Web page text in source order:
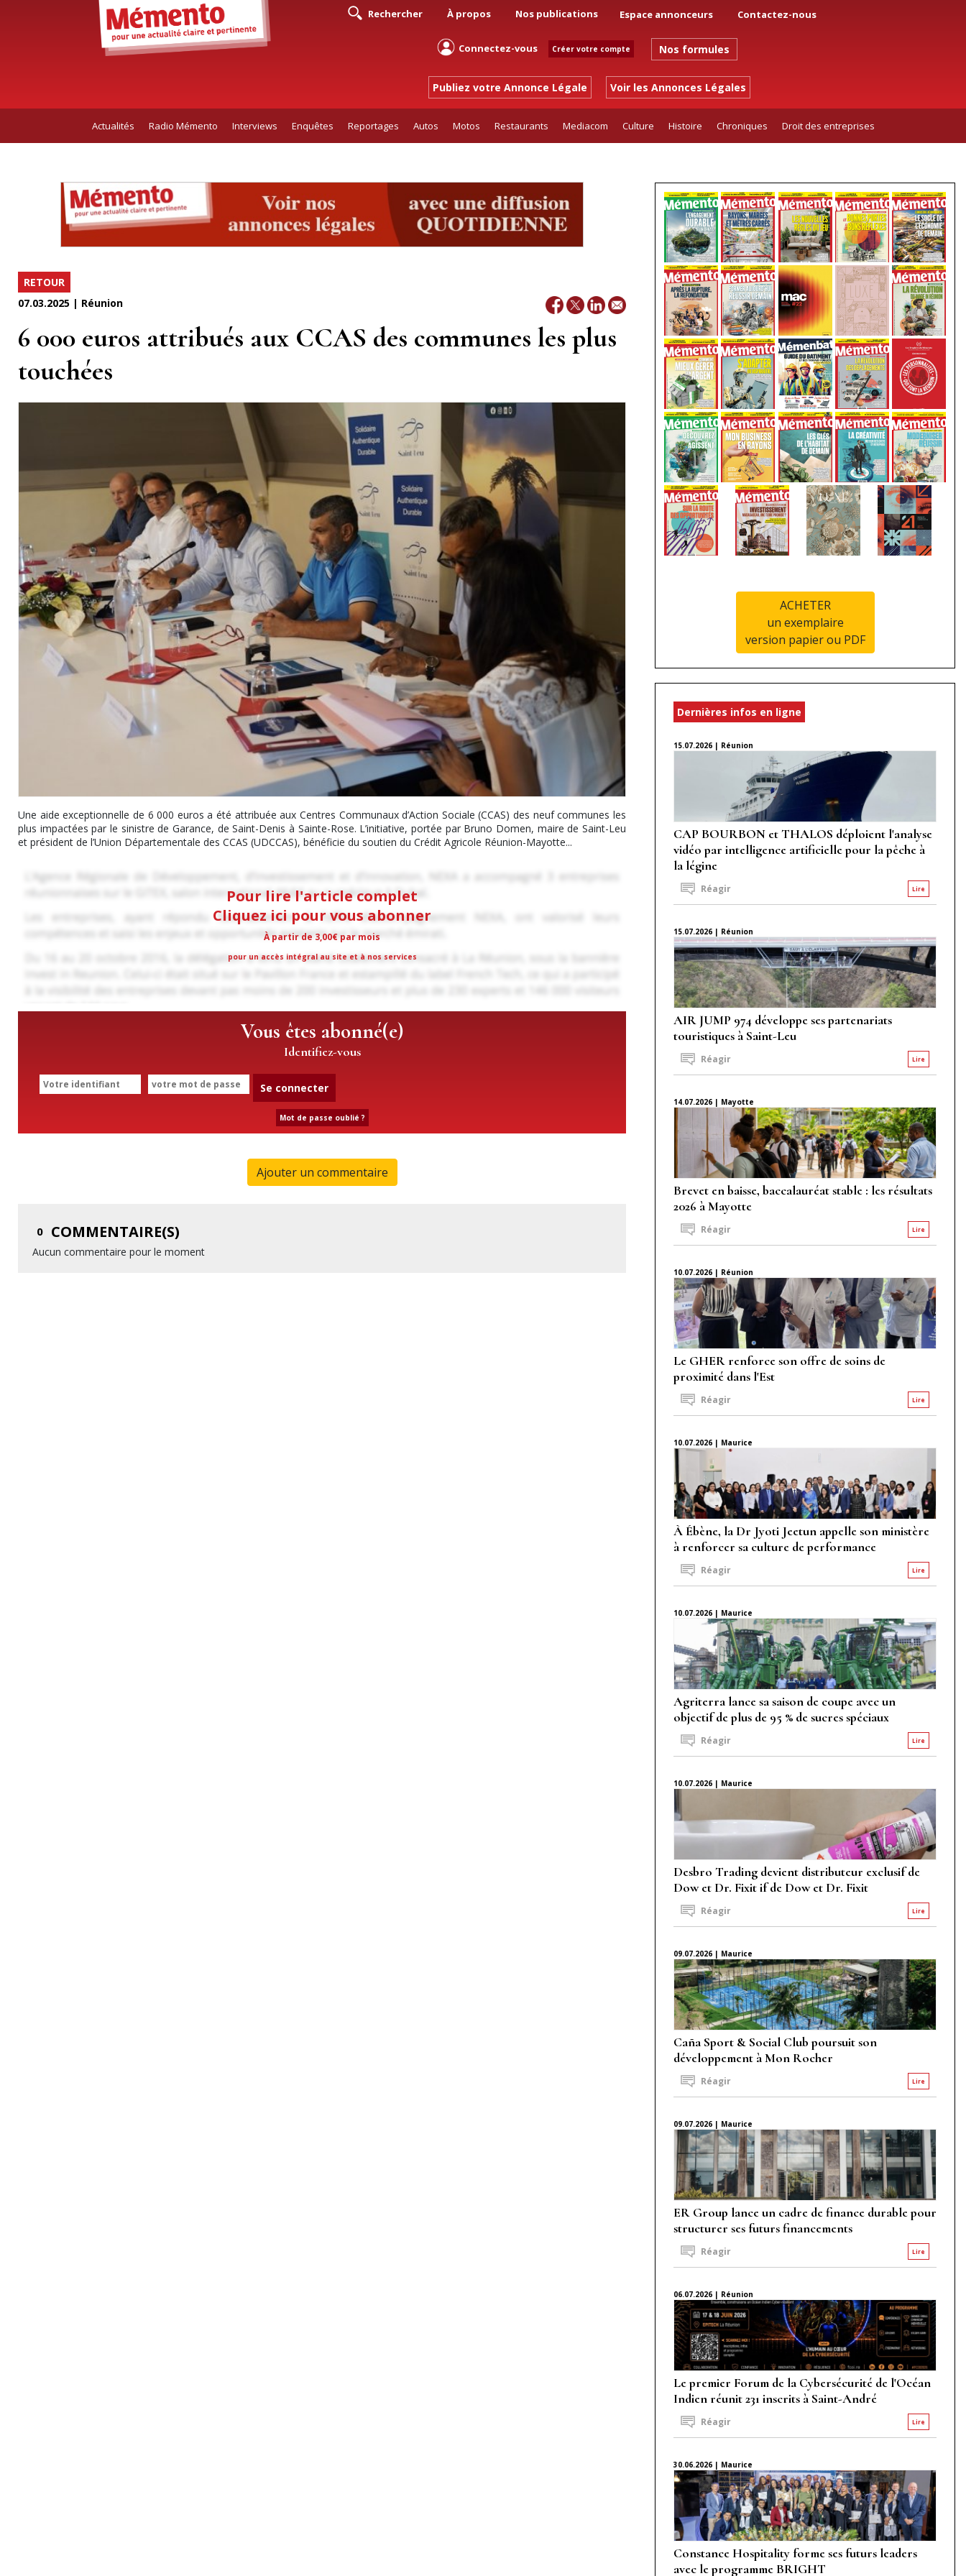
Rechercher À propos Nos publications Espace annonceurs Contactez-nous
Connectez-vous Créer votre compte Nos formules
Publiez votre Annonce Légale Voir les Annonces Légales
Actualités Radio Mémento Interviews Enquêtes Reportages Autos Motos Restaurants Mediacom Culture Histoire Chroniques Droit des entreprises
RETOUR
07.03.2025 | Réunion
6 000 euros attribués aux CCAS des communes les plus
touchées
Une aide exceptionnelle de 6 000 euros a été attribuée aux Centres Communaux d’Action Sociale (CCAS) des neuf communes les
plus impactées par le sinistre de Garance, de Saint-Denis à Sainte-Rose. L’initiative, portée par Bruno Domen, maire de Saint-Leu
et président de l’Union Départementale des CCAS (UDCCAS), bénéficie du soutien du Crédit Agricole Réunion-Mayotte...
Pour lire l'article complet
Cliquez ici pour vous abonner
À partir de 3,00€ par mois
pour un accès intégral au site et à nos services
Vous êtes abonné(e)
Identifiez-vous
Se connecter
Mot de passe oublié ?
Ajouter un commentaire
0 COMMENTAIRE(S)
Aucun commentaire pour le moment
ACHETER
un exemplaire
version papier ou PDF
Dernières infos en ligne
15.07.2026 | Réunion
CAP BOURBON et THALOS déploient l'analyse
vidéo par intelligence artificielle pour la pêche à
la légine
Lire
Réagir
15.07.2026 | Réunion
AIR JUMP 974 développe ses partenariats
touristiques à Saint-Leu
Lire
Réagir
14.07.2026 | Mayotte
Brevet en baisse, baccalauréat stable : les résultats
2026 à Mayotte
Lire
Réagir
10.07.2026 | Réunion
Le GHER renforce son offre de soins de
proximité dans l'Est
Lire
Réagir
10.07.2026 | Maurice
À Ébène, la Dr Jyoti Jeetun appelle son ministère
à renforcer sa culture de performance
Lire
Réagir
10.07.2026 | Maurice
Agriterra lance sa saison de coupe avec un
objectif de plus de 95 % de sucres spéciaux
Lire
Réagir
10.07.2026 | Maurice
Desbro Trading devient distributeur exclusif de
Dow et Dr. Fixit if de Dow et Dr. Fixit
Lire
Réagir
09.07.2026 | Maurice
Caña Sport & Social Club poursuit son
développement à Mon Rocher
Lire
Réagir
09.07.2026 | Maurice
ER Group lance un cadre de finance durable pour
structurer ses futurs financements
Lire
Réagir
06.07.2026 | Réunion
Le premier Forum de la Cybersécurité de l'Océan
Indien réunit 231 inscrits à Saint-André
Lire
Réagir
30.06.2026 | Maurice
Constance Hospitality forme ses futurs leaders
avec le programme BRIGHT